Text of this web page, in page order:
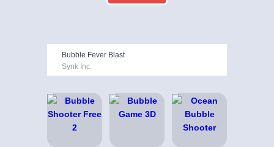
Bubble Fever Blast
Synk Inc.